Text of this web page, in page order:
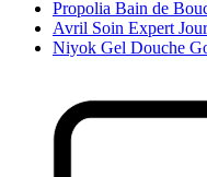
Propolia Bain de
Avril Soin Expert
Niyok Gel Douche